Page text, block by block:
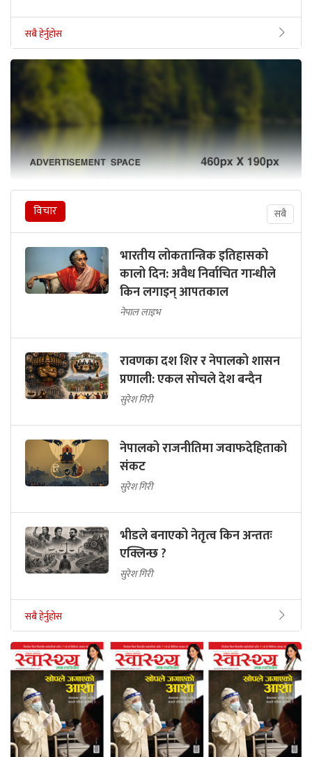
सबै हेर्नुहोस
विचार सबै
भारतीय लोकतान्त्रिक इतिहासको
कालो दिन: अवैध निर्वाचित गान्धीले
किन लगाइन् आपतकाल
नेपाल लाइभ
रावणका दश शिर र नेपालको शासन
प्रणाली: एकल सोचले देश बन्दैन
सुरेश गिरी
नेपालको राजनीतिमा जवाफदेहिताको
संकट
सुरेश गिरी
भीडले बनाएको नेतृत्व किन अन्ततः
एक्लिन्छ ?
सुरेश गिरी
सबै हेर्नुहोस